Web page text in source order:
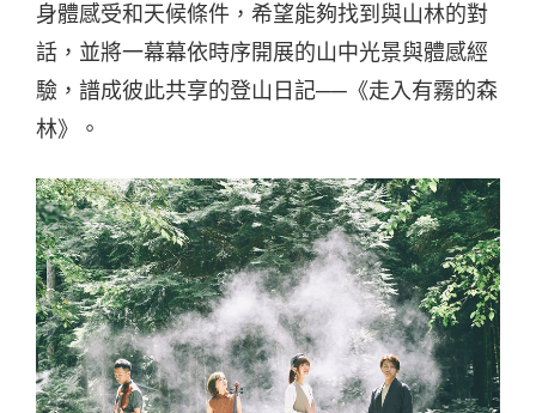
身體感受和天候條件，希望能夠找到與山林的對
話，並將一幕幕依時序開展的山中光景與體感經
驗，譜成彼此共享的登山日記──《走入有霧的森
林》。